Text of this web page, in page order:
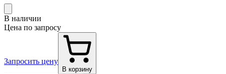
В наличии
Цена по запросу
Запросить цену
В корзину